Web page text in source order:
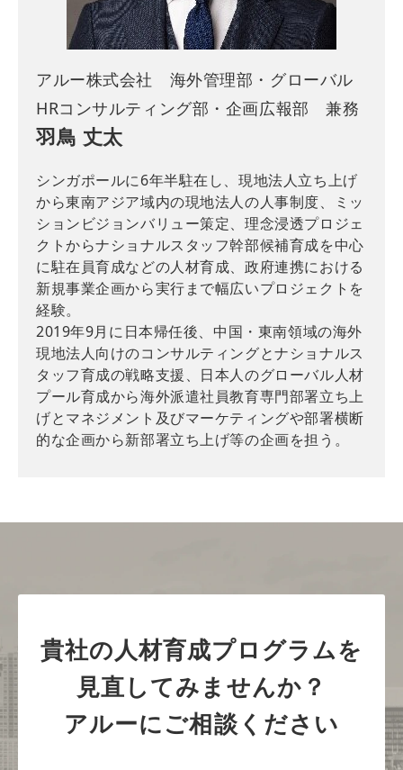
アルー株式会社 海外管理部・グローバル
HRコンサルティング部・企画広報部 兼務
羽鳥 丈太
シンガポールに6年半駐在し、現地法人立ち上げ
から東南アジア域内の現地法人の人事制度、ミッ
ションビジョンバリュー策定、理念浸透プロジェ
クトからナショナルスタッフ幹部候補育成を中心
に駐在員育成などの人材育成、政府連携における
新規事業企画から実行まで幅広いプロジェクトを
経験。
2019年9月に日本帰任後、中国・東南領域の海外
現地法人向けのコンサルティングとナショナルス
タッフ育成の戦略支援、日本人のグローバル人材
プール育成から海外派遣社員教育専門部署立ち上
げとマネジメント及びマーケティングや部署横断
的な企画から新部署立ち上げ等の企画を担う。
貴社の人材育成プログラムを
見直してみませんか？
アルーにご相談ください